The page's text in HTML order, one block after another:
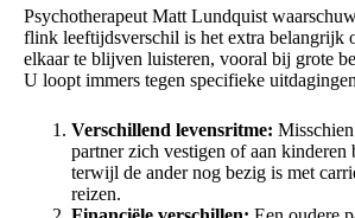
Psychotherapeut Matt Lundquist
flink leeftijdsverschil is het extra belangrijk
elkaar te blijven luisteren, vooral bij grote
U loopt immers tegen specifieke
Verschillend levensritme:
partner zich vestigen of aan kinderen
terwijl de ander nog bezig is met
reizen.